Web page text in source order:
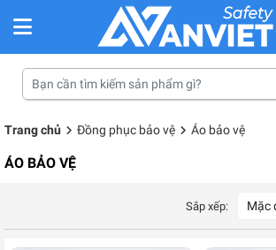
Trang chủ Đồng phục bảo vệ Áo bảo vệ
ÁO BẢO VỆ
Sắp xếp: Mặc